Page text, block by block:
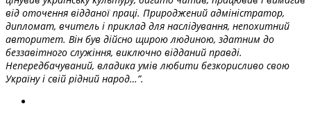
від оточення відданої праці. Природжений адміністратор,
дипломат, вчитель і приклад для наслідування, непохитний
авторитет. Він був дійсно щирою людиною, здатним до
беззавітного служіння, виключно відданий правді.
Непередбачуваний, владика умів любити безкорисливо свою
Україну і свій рідний народ…”.